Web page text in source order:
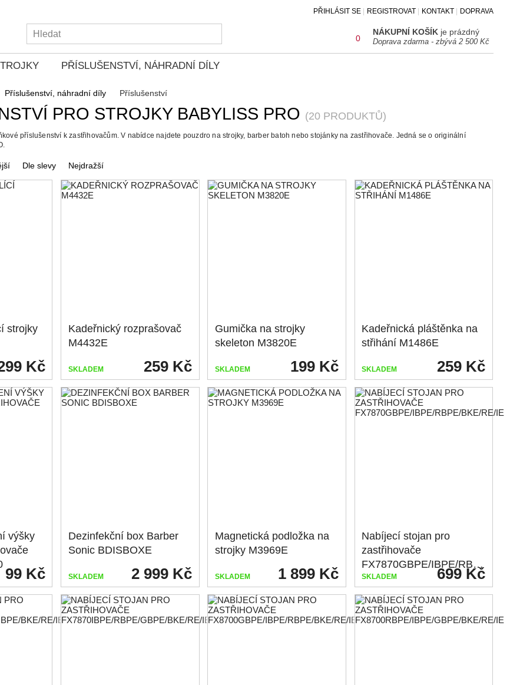
PŘIHLÁSIT SE REGISTROVAT KONTAKT DOPRAVA
0
NÁKUPNÍ KOŠÍK je prázdný
Doprava zdarma - zbývá 2 500 Kč
PŘÍSLUŠENSTVÍ, NÁHRADNÍ DÍLY
Příslušenství, náhradní díly Příslušenství
PRO STROJKY BABYLISS PRO 20 PRODUKTŮ
příslušenství k zastřihovačům. V nabídce najdete pouzdro na strojky, barber batoh nebo stojánky na zastřihovače. Jedná se o originální
Dle slevy Nejdražší
strojky
Kč
Kadeřnický rozprašovač
M4432E
259 Kč
SKLADEM
Gumička na strojky
skeleton M3820E
199 Kč
SKLADEM
Kadeřnická pláštěnka na
střihání M1486E
259 Kč
SKLADEM
výšky
99 Kč
Dezinfekční box Barber
Sonic BDISBOXE
2 999 Kč
SKLADEM
Magnetická podložka na
strojky M3969E
1 899 Kč
SKLADEM
Nabíjecí stojan pro
zastřihovače
FX7870GBPE/IBPE/RBPE/BKE/RE/IE
699 Kč
SKLADEM